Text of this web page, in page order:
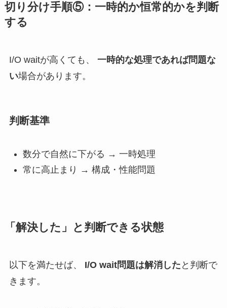
切り分け手順⑤：一時的か恒常的かを判断
する
I/O waitが高くても、 一時的な処理であれば問題な
い場合があります。
判断基準
数分で自然に下がる → 一時処理
常に高止まり → 構成・性能問題
「解決した」と判断できる状態
以下を満たせば、 I/O wait問題は解消した と判断で
きます。